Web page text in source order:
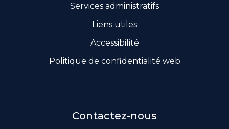
Services administratifs
Liens utiles
Accessibilité
Politique de confidentialité web
Contactez-nous